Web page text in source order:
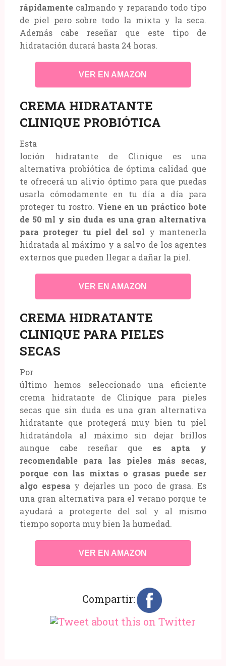
rápidamentecalmando y reparando todo tipo
de piel pero sobre todo la mixta y la seca.
Además cabe reseñar que este tipo de
hidratación durará hasta 24 horas.
VER EN AMAZON
CREMA HIDRATANTE
CLINIQUE PROBIÓTICA
Esta
loción hidratante de Clinique es una
alternativa probiótica de óptima calidad que
te ofrecerá un alivio óptimo para que puedas
usarla cómodamente en tu día a día para
proteger tu rostro. Viene en un práctico bote
de 50 ml y sin duda es una gran alternativa
para proteger tu piel del sol y mantenerla
hidratada al máximo y a salvo de los agentes
externos que pueden llegar a dañar la piel.
VER EN AMAZON
CREMA HIDRATANTE
CLINIQUE PARA PIELES
SECAS
Por
último hemos seleccionado una eficiente
crema hidratante de Clinique para pieles
secas que sin duda es una gran alternativa
hidratante que protegerá muy bien tu piel
hidratándola al máximo sin dejar brillos
aunque cabe reseñar que es apta y
recomendable para las pieles más secas,
porque con las mixtas o grasas puede ser
algo espesa y dejarles un poco de grasa. Es
una gran alternativa para el verano porque te
ayudará a protegerte del sol y al mismo
tiempo soporta muy bien la humedad.
VER EN AMAZON
Compartir: